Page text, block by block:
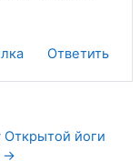
Ответить
Открытой йоги
→